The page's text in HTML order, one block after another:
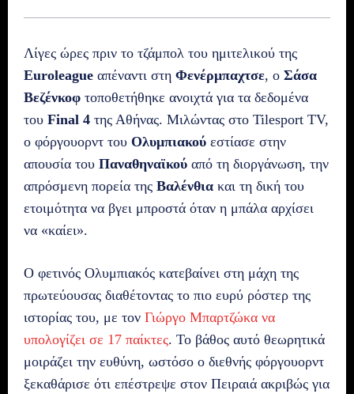
Λίγες ώρες πριν το τζάμπολ του ημιτελικού της
Euroleague απέναντι στη Φενέρμπαχτσε, ο Σάσα
Βεζένκοφ τοποθετήθηκε ανοιχτά για τα δεδομένα
του Final 4 της Αθήνας. Μιλώντας στο Tilesport TV,
ο φόργουορντ του Ολυμπιακού εστίασε στην
απουσία του Παναθηναϊκού από τη διοργάνωση, την
απρόσμενη πορεία της Βαλένθια και τη δική του
ετοιμότητα να βγει μπροστά όταν η μπάλα αρχίσει
να «καίει».
Ο φετινός Ολυμπιακός κατεβαίνει στη μάχη της
πρωτεύουσας διαθέτοντας το πιο ευρύ ρόστερ της
ιστορίας του, με τον Γιώργο Μπαρτζώκα να
υπολογίζει σε 17 παίκτες. Το βάθος αυτό θεωρητικά
μοιράζει την ευθύνη, ωστόσο ο διεθνής φόργουορντ
ξεκαθάρισε ότι επέστρεψε στον Πειραιά ακριβώς για